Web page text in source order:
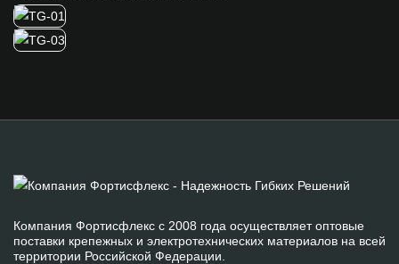
Компания Фортисфлекс с 2008 года осуществляет оптовые
поставки крепежных и электротехнических материалов на всей
территории Российской Федерации.